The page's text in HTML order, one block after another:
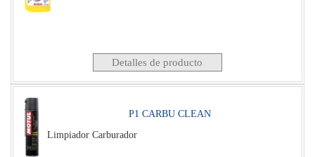
Detalles de producto
P1 CARBU CLEAN
Limpiador Carburador